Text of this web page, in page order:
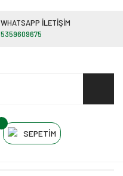
WHATSAPP İLETİŞİM
5359609675
SEPETİM